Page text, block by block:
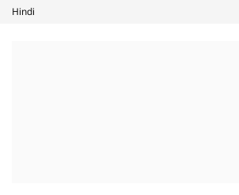
Hindi